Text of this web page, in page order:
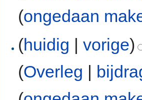
(ongedaan
(huidig |vorige)
(Overleg |